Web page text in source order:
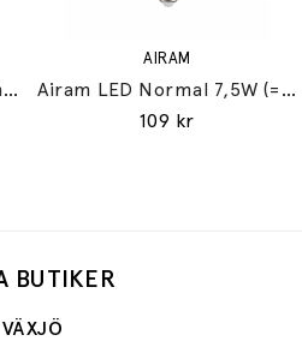
Double Bubble Bordslampa Small
AIRAM
Airam LED Normal 7,5W (=60W) E27
109 kr
BUTIKER
VÄXJÖ